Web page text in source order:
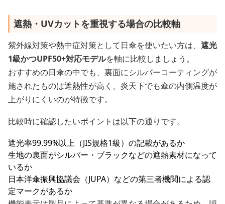
遮熱・UVカットを重視する場合の比較軸
紫外線対策や熱中症対策として日傘を使いたい方は、 遮光
1級かつUPF50+対応モデルを軸に比較しましょう。
おすすめの日傘の中でも、裏面にシルバーコーティングが
施されたものは遮熱性が高く、炎天下でも傘の内側温度が
上がりにくいのが特徴です。
比較時に確認したいポイントは以下の通りです。
遮光率99.99%以上（JIS規格1級）の記載があるか
生地の裏面がシルバー・ブラックなどの遮熱素材になって
いるか
日本洋傘振興協議会（JUPA）などの第三者機関による認
定マークがあるか